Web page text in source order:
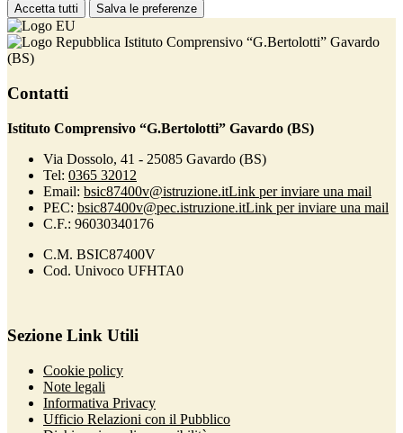
Accetta tutti Salva le preferenze
Istituto Comprensivo “G.Bertolotti” Gavardo
(BS)
Contatti
Istituto Comprensivo “G.Bertolotti” Gavardo (BS)
Via Dossolo, 41 - 25085 Gavardo (BS)
Tel: 0365 32012
Email: bsic87400v@istruzione.itLink per inviare una mail
PEC: bsic87400v@pec.istruzione.itLink per inviare una mail
C.F.: 96030340176
C.M. BSIC87400V
Cod. Univoco UFHTA0
Sezione Link Utili
Cookie policy
Note legali
Informativa Privacy
Ufficio Relazioni con il Pubblico